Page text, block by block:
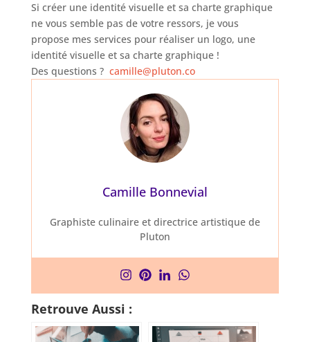
Si créer une identité visuelle et sa charte graphique
ne vous semble pas de votre ressors, je vous
propose mes services pour réaliser un logo, une
identité visuelle et sa charte graphique !
Des questions ? camille@pluton.co
Camille Bonnevial
Graphiste culinaire et directrice artistique de
Pluton
Retrouve Aussi :